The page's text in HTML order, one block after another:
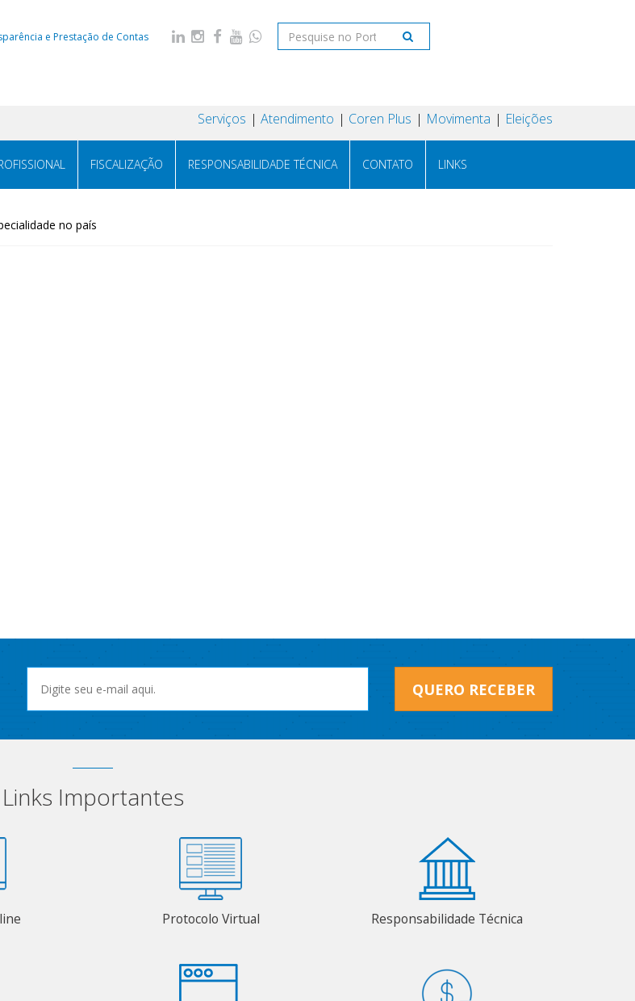
e Prestação de Contas
Serviços Atendimento Coren Plus Movimenta Eleições
FISCALIZAÇÃO RESPONSABILIDADE TÉCNICA CONTATO LINKS
no país
QUERO RECEBER
Links Importantes
Protocolo Virtual Responsabilidade Técnica